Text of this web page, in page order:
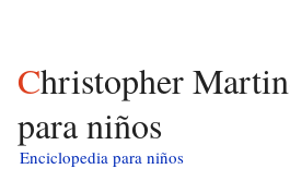
Christopher Martin-Jenkins
para niños
Enciclopedia para niños